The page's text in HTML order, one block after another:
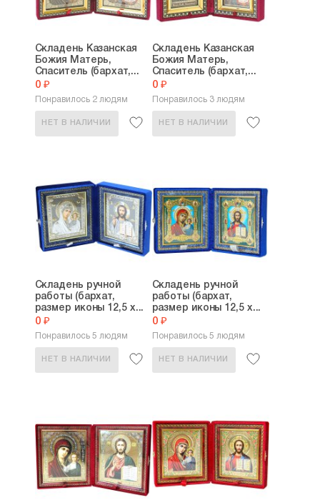
Складень Казанская
Божия Матерь,
Спаситель (бархат,...
0 ₽
Понравилось 2 людям
НЕТ В НАЛИЧИИ
Складень Казанская
Божия Матерь,
Спаситель (бархат,...
0 ₽
Понравилось 3 людям
НЕТ В НАЛИЧИИ
Складень ручной
работы (бархат,
размер иконы 12,5 х...
0 ₽
Понравилось 5 людям
НЕТ В НАЛИЧИИ
Складень ручной
работы (бархат,
размер иконы 12,5 х...
0 ₽
Понравилось 5 людям
НЕТ В НАЛИЧИИ